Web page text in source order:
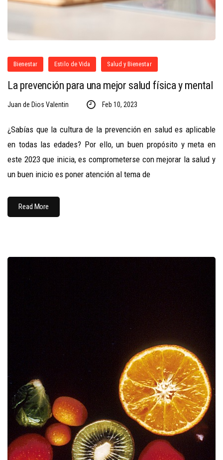
Bienestar Estilo de Vida Salud y Bienestar
La prevención para una mejor salud física y mental
Juan de Dios Valentin Feb 10, 2023
¿Sabías que la cultura de la prevención en salud es aplicable
en todas las edades? Por ello, un buen propósito y meta en
este 2023 que inicia, es comprometerse con mejorar la salud y
un buen inicio es poner atención al tema de
Read More